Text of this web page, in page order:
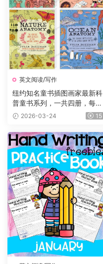
英文阅读/写作
纽约知名童书插图画家最新科
普童书系列，一共四册，每册
225页，自然+海洋+食物+农
有趣，特别适合小朋友们阅
读。
2026-03-24 15